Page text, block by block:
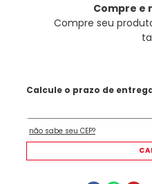
Compre e
Compre seu